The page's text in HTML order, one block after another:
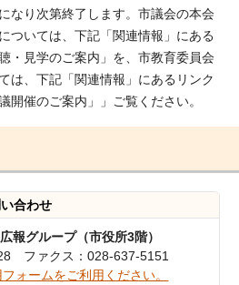
なり次第終了します。市議会の本会
ついては、下記「関連情報」にある
・見学のご案内」を、市教育委員会
は、下記「関連情報」にあるリンク
開催のご案内」」ご覧ください。
合わせ
報グループ（市役所3階）
ファクス：028-637-5151
ォームをご利用ください。